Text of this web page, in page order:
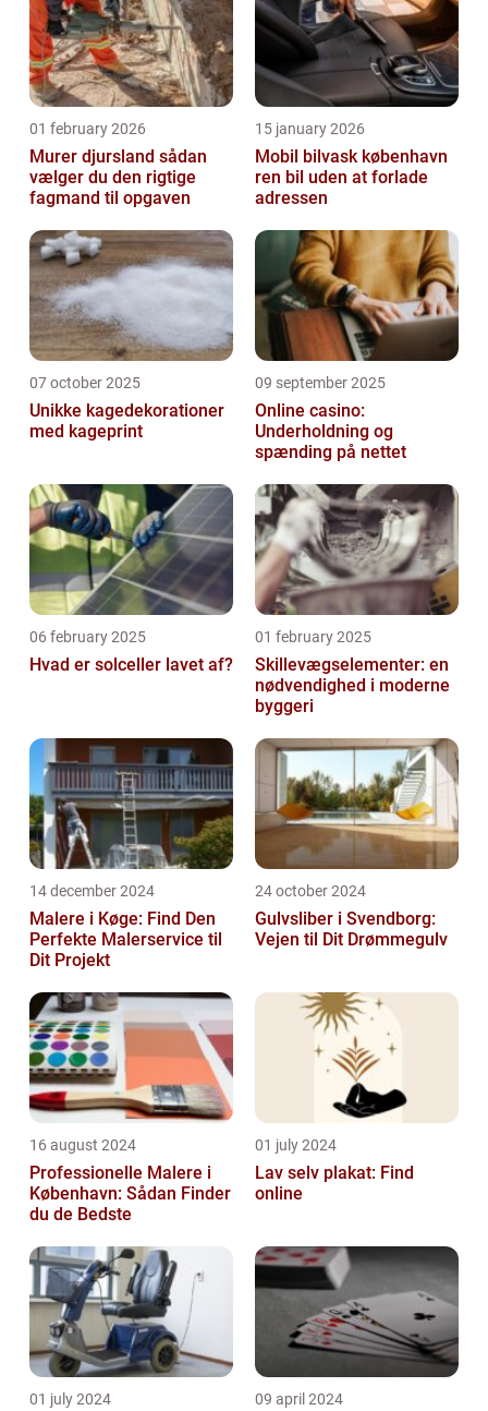
01 february 2026
Murer djursland sådan
vælger du den rigtige
fagmand til opgaven
15 january 2026
Mobil bilvask københavn
ren bil uden at forlade
adressen
07 october 2025
Unikke kagedekorationer
med kageprint
09 september 2025
Online casino:
Underholdning og
spænding på nettet
06 february 2025
Hvad er solceller lavet af?
01 february 2025
Skillevægselementer: en
nødvendighed i moderne
byggeri
14 december 2024
Malere i Køge: Find Den
Perfekte Malerservice til
Dit Projekt
24 october 2024
Gulvsliber i Svendborg:
Vejen til Dit Drømmegulv
16 august 2024
Professionelle Malere i
København: Sådan Finder
du de Bedste
01 july 2024
Lav selv plakat: Find
online
01 july 2024 09 april 2024